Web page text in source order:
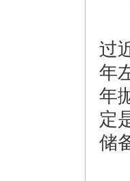
过
年
年
定
储